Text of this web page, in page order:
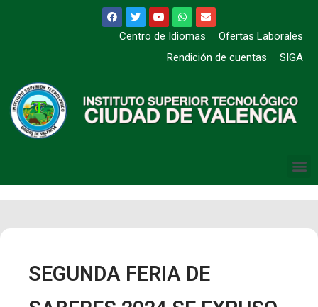
Centro de Idiomas
Ofertas Laborales
Rendición de cuentas
SIGA
SEGUNDA FERIA DE